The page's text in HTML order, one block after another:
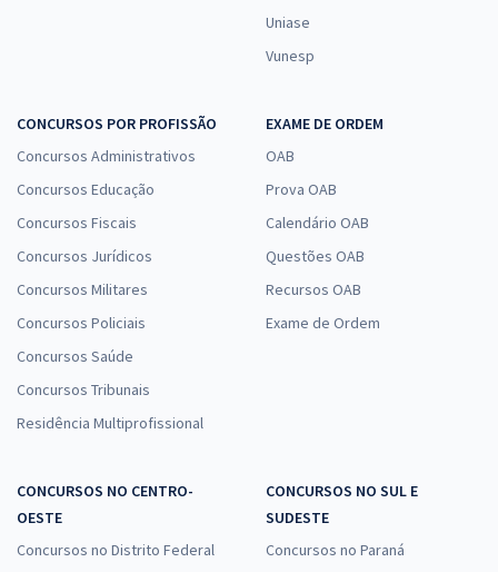
Uniase
Vunesp
CONCURSOS POR PROFISSÃO
Concursos Administrativos
Concursos Educação
Concursos Fiscais
Concursos Jurídicos
Concursos Militares
Concursos Policiais
Concursos Saúde
Concursos Tribunais
Residência Multiprofissional
EXAME DE ORDEM
OAB
Prova OAB
Calendário OAB
Questões OAB
Recursos OAB
Exame de Ordem
CONCURSOS NO CENTRO-
OESTE
Concursos no Distrito Federal
CONCURSOS NO SUL E
SUDESTE
Concursos no Paraná